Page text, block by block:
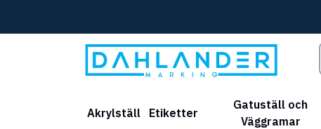
Akrylställ Etiketter
Gatuställ och
Väggramar